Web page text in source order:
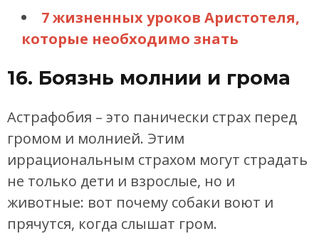
7 жизненных уроков Аристотеля,
которые необходимо знать
16. Боязнь молнии и грома
Астрафобия – это панически страх перед
громом и молнией. Этим
иррациональным страхом могут страдать
не только дети и взрослые, но и
животные: вот почему собаки воют и
прячутся, когда слышат гром.